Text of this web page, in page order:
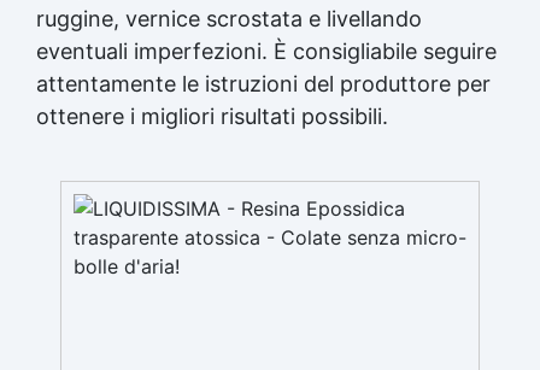
ruggine, vernice scrostata e livellando
eventuali imperfezioni. È consigliabile seguire
attentamente le istruzioni del produttore per
ottenere i migliori risultati possibili.